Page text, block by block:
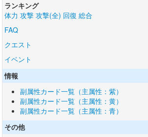
ランキング
体力 攻撃 攻撃(全) 回復 総合
FAQ
クエスト
イベント
情報
副属性カード一覧（主属性：紫）
副属性カード一覧（主属性：黄）
副属性カード一覧（主属性：青）
その他